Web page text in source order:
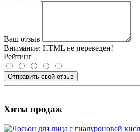
Ваш отзыв
Внимание: HTML не переведен!
Рейтинг
Отправить свой отзыв
Хиты продаж